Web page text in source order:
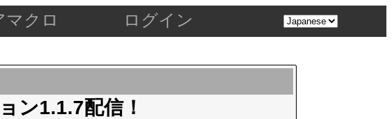
マクロ ログイン
ン1.1.7配信！